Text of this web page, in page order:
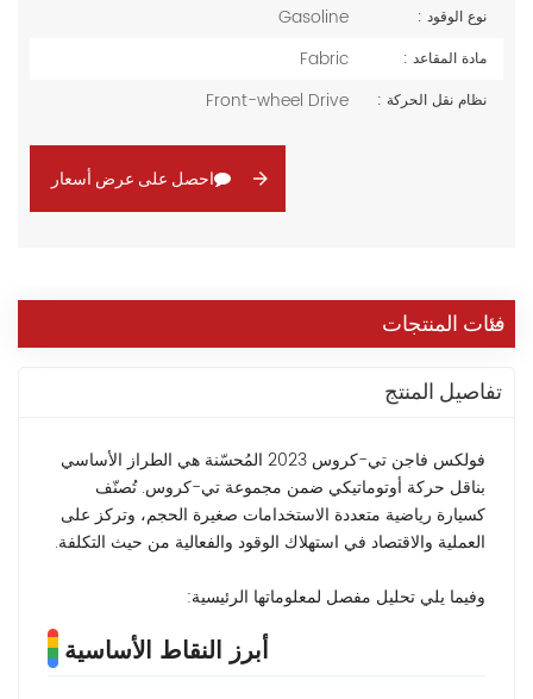
نوع الوقود : Gasoline
مادة المقاعد : Fabric
نظام نقل الحركة : Front-wheel Drive
احصل على عرض أسعار
فئات المنتجات
تفاصيل المنتج
فولكس فاجن تي-كروس 2023 المُحسّنة هي الطراز الأساسي
بناقل حركة أوتوماتيكي ضمن مجموعة تي-كروس. تُصنّف
كسيارة رياضية متعددة الاستخدامات صغيرة الحجم، وتركز على
العملية والاقتصاد في استهلاك الوقود والفعالية من حيث التكلفة.
وفيما يلي تحليل مفصل لمعلوماتها الرئيسية:
أبرز النقاط الأساسية